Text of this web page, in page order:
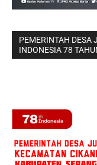
PEMERINTAH DESA
INDONESIA 78